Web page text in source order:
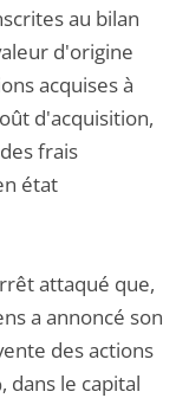
au bilan
d'origine
acquises à
d'acquisition,
frais
état
attaqué que,
a annoncé son
des actions
dans le capital